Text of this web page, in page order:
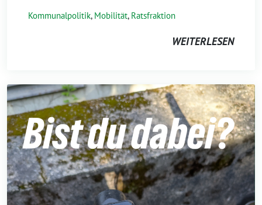
Kommunalpolitik, Mobilität, Ratsfraktion
WEITERLESEN